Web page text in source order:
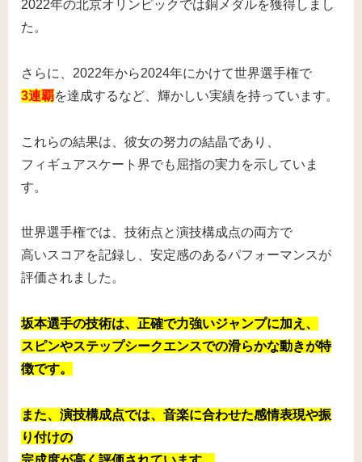
2022年の北京オリンピックでは銅メダルを獲得しまし
た。
さらに、2022年から2024年にかけて世界選手権で
3連覇を達成するなど、輝かしい実績を持っています。
これらの結果は、彼女の努力の結晶であり、
フィギュアスケート界でも屈指の実力を示していま
す。
世界選手権では、技術点と演技構成点の両方で
高いスコアを記録し、安定感のあるパフォーマンスが
評価されました。
坂本選手の技術は、正確で力強いジャンプに加え、
スピンやステップシークエンスでの滑らかな動きが特
徴です。
また、演技構成点では、音楽に合わせた感情表現や振
り付けの